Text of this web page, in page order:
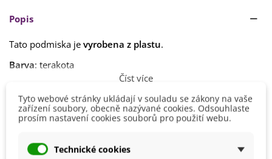
Popis
Tato podmiska je vyrobena z plastu.
Barva: terakota
- průměr: 18 cm
- objem
Číst více
Detaily produktu
Výrobce
Tyto webové stránky ukládají v souladu se zákony na vaše
zařízení soubory, obecně nazývané cookies. Odsouhlaste
prosím nastavení cookies souborů pro použití webu.
Technické cookies